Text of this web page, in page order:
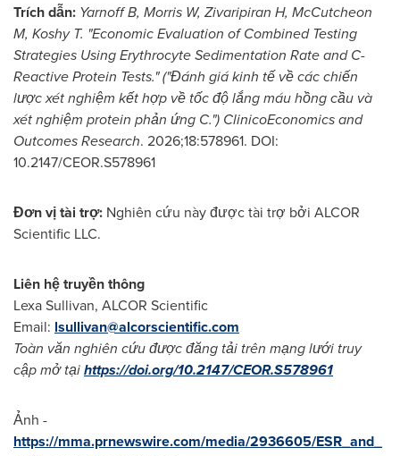
Trích dẫn: Yarnoff B, Morris W, Zivaripiran H, McCutcheon
M, Koshy T. "Economic Evaluation of Combined Testing
Strategies Using Erythrocyte Sedimentation Rate and C-
Reactive Protein Tests." ("Đánh giá kinh tế về các chiến
lược xét nghiệm kết hợp về tốc độ lắng máu hồng cầu và
xét nghiệm protein phản ứng C.") ClinicoEconomics and
Outcomes Research. 2026;18:578961. DOI:
10.2147/CEOR.S578961
Đơn vị tài trợ: Nghiên cứu này được tài trợ bởi ALCOR
Scientific LLC.
Liên hệ truyền thông
Lexa Sullivan, ALCOR Scientific
Email: lsullivan@alcorscientific.com
Toàn văn nghiên cứu được đăng tải trên mạng lưới truy
cập mở tạihttps://doi.org/10.2147/CEOR.S578961
Ảnh -
https://mma.prnewswire.com/media/2936605/ESR_and_